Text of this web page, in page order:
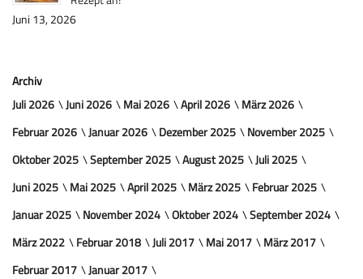
Juni 13, 2026
Archiv
Juli 2026
Juni 2026 Mai 2026 April 2026
März 2026
Februar 2026
Januar 2026 Dezember 2025
November 2025
Oktober 2025
September 2025 August 2025
Juli 2025
Juni 2025
Mai 2025 April 2025 März 2025
Februar 2025
Januar 2025
November 2024 Oktober 2024
September 2024
März 2022
Februar 2018 Juli 2017 Mai 2017
März 2017
Februar 2017
Januar 2017